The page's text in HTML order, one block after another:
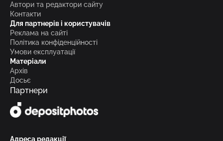
Автори та редактори сайту
Контакти
Для партнерів і користувачів
Реклама на сайті
Політика конфіденційності
Умови експлуатації
Матеріали
Архів
Досьє
Партнери
Адреса редакції